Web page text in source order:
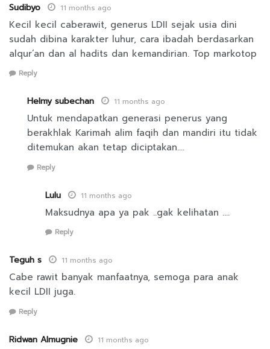
Sudibyo 11 months ago
Kecil kecil caberawit, generus LDII sejak usia dini
sudah dibina karakter luhur, cara ibadah berdasarkan
alqur’an dan al hadits dan kemandirian. Top markotop
Reply
Helmy subechan 11 months ago
Untuk mendapatkan generasi penerus yang
berakhlak Karimah alim faqih dan mandiri itu tidak
ditemukan akan tetap diciptakan….
Reply
Lulu 11 months ago
Maksudnya apa ya pak ..gak kelihatan ….
Reply
Teguh s 11 months ago
Cabe rawit banyak manfaatnya, semoga para anak
kecil LDII juga.
Reply
Ridwan Almugnie 11 months ago